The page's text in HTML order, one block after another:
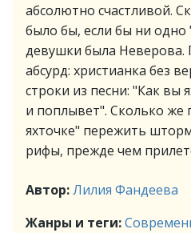
абсолютно счастливой.
было бы, если бы ни
девушки была Неверова.
абсурд: христианка без
строки из песни: "Как вы
и поплывет". Сколько же
яхточке" пережить
рифы, прежде чем
Автор:Лилия Фандеева
Жанры и теги: